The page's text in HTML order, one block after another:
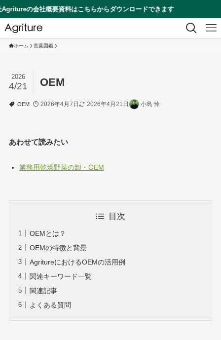
会社概要資料はこちらからダウンロードできます
ホーム 言葉図鑑
OEM
2026
4/21
OEM 2026年4月7日 2026年4月21日 小島 怜
あわせて読みたい
業務用乾燥野菜の卸・OEM
目次
OEMとは？
OEMの特徴と背景
AgritureにおけるOEMの活用例
関連キーワード一覧
関連記事
よくある質問